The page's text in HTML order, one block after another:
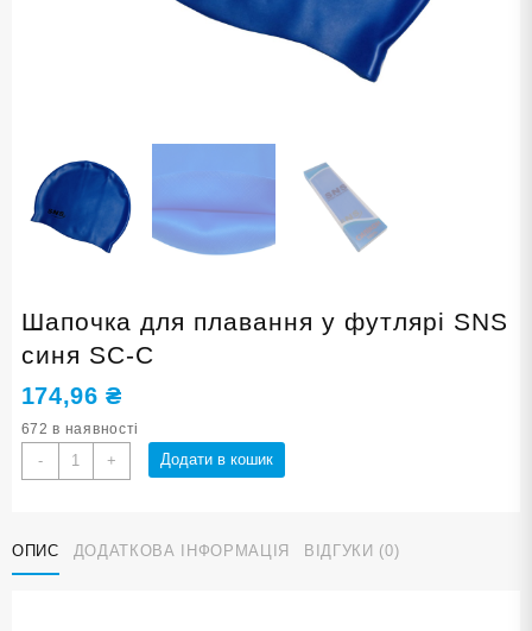
Шапочка для плавання у футлярі SNS
синя SC-С
174,96₴
672 в наявності
-
Шапочка
для
футлярі
SNS
+ Додати в кошик
ОПИС ДОДАТКОВА ІНФОРМАЦІЯ ВІДГУКИ (0)